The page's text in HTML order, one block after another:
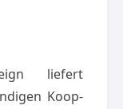
liefert
Koop-